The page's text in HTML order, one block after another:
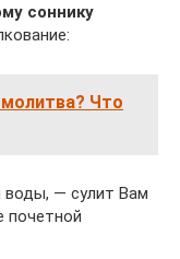
соннику
Что
воды, — сулит Вам
почетной